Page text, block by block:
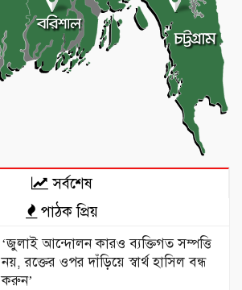
সর্বশেষ
পাঠক প্রিয়
‘জুলাই আন্দোলন কারও ব্যক্তিগত সম্পত্তি
নয়, রক্তের ওপর দাঁড়িয়ে স্বার্থ হাসিল বন্ধ
করুন’